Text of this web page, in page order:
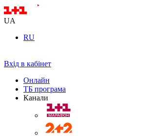
UA
RU
Вхід в кабінет
Онлайн
ТБ програма
Канали